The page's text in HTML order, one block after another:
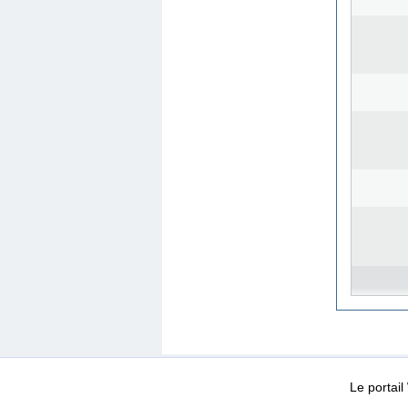
Conditions d’utilisation
Le portail